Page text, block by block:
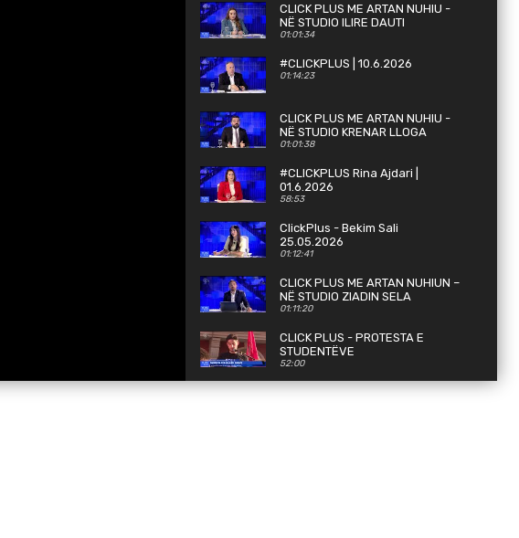
CLICK PLUS ME ARTAN NUHIU -
NË STUDIO ILIRE DAUTI
01:01:34
#CLICKPLUS | 10.6.2026
01:14:23
CLICK PLUS ME ARTAN NUHIU -
NË STUDIO KRENAR LLOGA
01:01:38
#CLICKPLUS Rina Ajdari |
01.6.2026
58:53
ClickPlus - Bekim Sali
25.05.2026
01:12:41
CLICK PLUS ME ARTAN NUHIUN –
NË STUDIO ZIADIN SELA
01:11:20
CLICK PLUS - PROTESTA E
STUDENTËVE
52:00